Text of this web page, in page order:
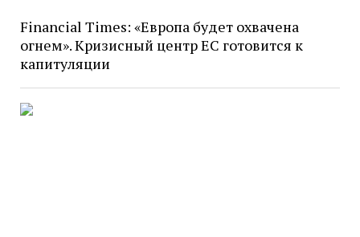
Financial Times: «Европа будет охвачена
огнем». Кризисный центр ЕС готовится к
капитуляции